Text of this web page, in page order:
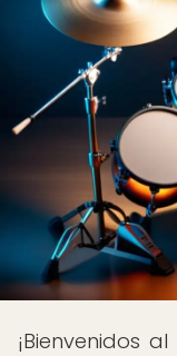
¡Bienvenidos al